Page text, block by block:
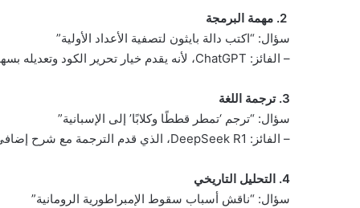
سؤال: “اكتب دالة بايثون لتصفية الأعداد الأولية”
– الفائز: ChatGPT، لأنه يقدم خيار تحرير الكود وتعديله بسهولة.
3. ترجمة اللغة
سؤال: “ترجم ‘تمطر قططًا وكلابًا’ إلى الإسبانية”
– الفائز: DeepSeek R1، الذي قدم الترجمة مع شرح إضافي وبدون الحاجة للنقر على روابط خارجية.
4. التحليل التاريخي
سؤال: “ناقش أسباب سقوط الإمبراطورية الرومانية”